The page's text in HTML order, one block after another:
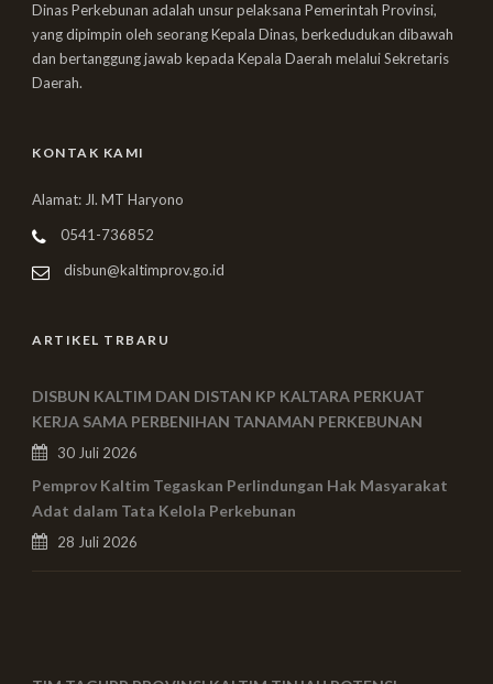
Dinas Perkebunan adalah unsur pelaksana Pemerintah Provinsi,
yang dipimpin oleh seorang Kepala Dinas, berkedudukan dibawah
dan bertanggung jawab kepada Kepala Daerah melalui Sekretaris
Daerah.
KONTAK KAMI
Alamat: Jl. MT Haryono
0541-736852
disbun@kaltimprov.go.id
ARTIKEL TRBARU
DISBUN KALTIM DAN DISTAN KP KALTARA PERKUAT
KERJA SAMA PERBENIHAN TANAMAN PERKEBUNAN
30 Juli 2026
Pemprov Kaltim Tegaskan Perlindungan Hak Masyarakat
Adat dalam Tata Kelola Perkebunan
28 Juli 2026